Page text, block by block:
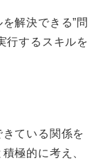
解決できる”問
行するスキルを
ている関係を
極的に考え、